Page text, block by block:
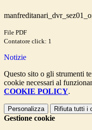
File PDF
Contatore click: 1
Notizie
Questo sito o gli strumenti
cookie necessari al
COOKIE POLICY.
Personalizza Rifiuta tutti i
Gestione cookie